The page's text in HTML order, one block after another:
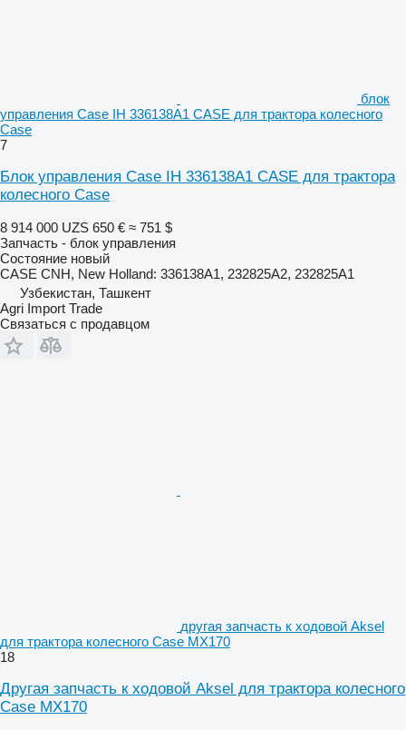
блок
управления Case IH 336138A1 CASE для трактора колесного
Case
7
Блок управления Case IH 336138A1 CASE для трактора
колесного Case
8 914 000 UZS 650 € ≈ 751 $
Запчасть - блок управления
Состояние новый
CASE CNH, New Holland: 336138A1, 232825A2, 232825A1
Узбекистан, Ташкент
Agri Import Trade
Связаться с продавцом
другая запчасть к ходовой Aksel
для трактора колесного Case MX170
18
Другая запчасть к ходовой Aksel для трактора колесного
Case MX170